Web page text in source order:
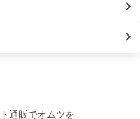
通販でオムツを